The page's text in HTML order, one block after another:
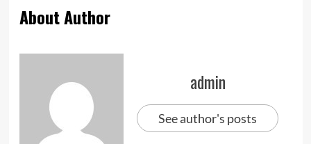
About Author
admin
See author's posts